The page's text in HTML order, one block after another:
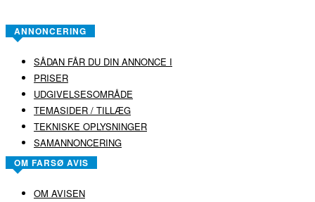
ANNONCERING
SÅDAN FÅR DU DIN ANNONCE I
PRISER
UDGIVELSESOMRÅDE
TEMASIDER / TILLÆG
TEKNISKE OPLYSNINGER
SAMANNONCERING
OM FARSØ AVIS
OM AVISEN